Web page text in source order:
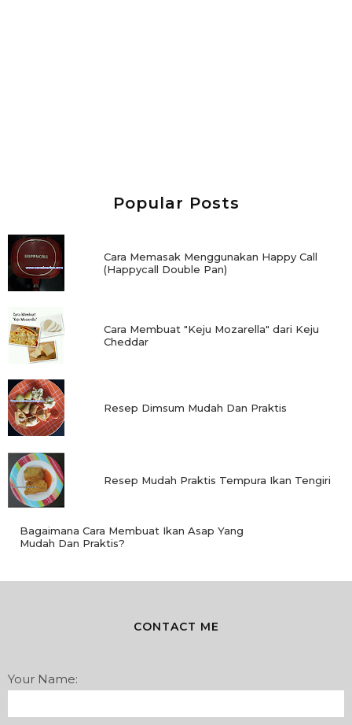
Popular Posts
Cara Memasak Menggunakan Happy Call
(Happycall Double Pan)
Cara Membuat "Keju Mozarella" dari Keju
Cheddar
Resep Dimsum Mudah Dan Praktis
Resep Mudah Praktis Tempura Ikan Tengiri
Bagaimana Cara Membuat Ikan Asap Yang
Mudah Dan Praktis?
CONTACT ME
Your Name: